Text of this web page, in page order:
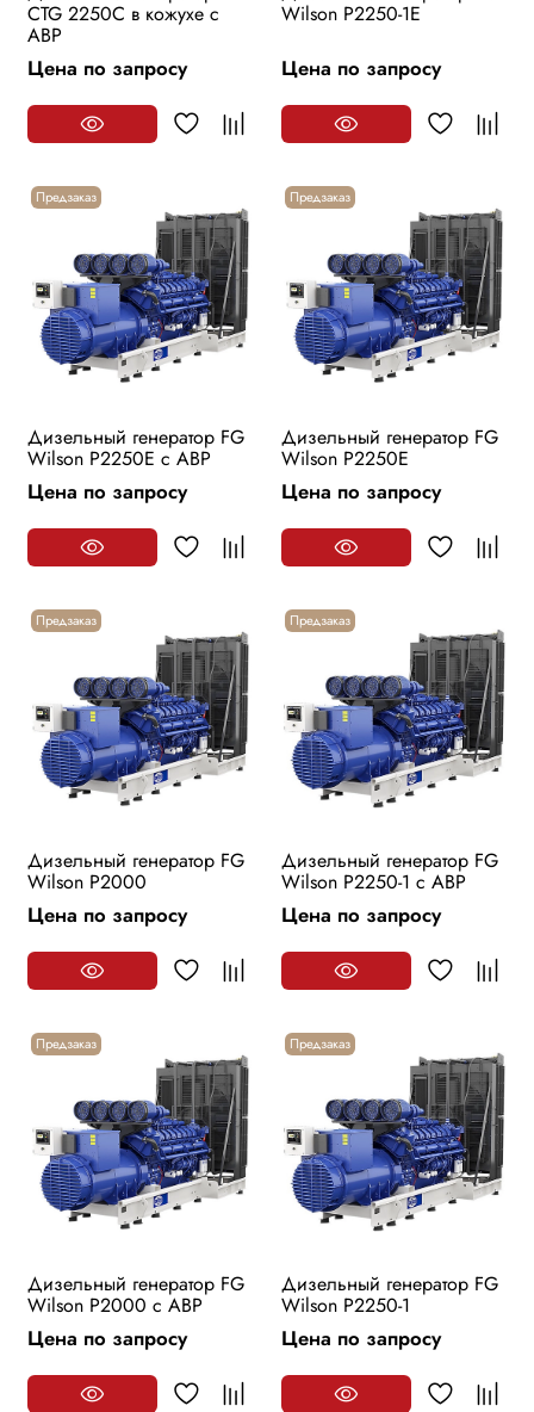
CTG 2250С в кожухе с
АВР
Цена по запросу
Wilson P2250-1E
Цена по запросу
Предзаказ
Дизельный генератор FG
Wilson P2250E с АВР
Цена по запросу
Предзаказ
Дизельный генератор FG
Wilson P2250E
Цена по запросу
Предзаказ
Дизельный генератор FG
Wilson P2000
Цена по запросу
Предзаказ
Дизельный генератор FG
Wilson P2250-1 с АВР
Цена по запросу
Предзаказ
Дизельный генератор FG
Wilson P2000 с АВР
Цена по запросу
Предзаказ
Дизельный генератор FG
Wilson P2250-1
Цена по запросу